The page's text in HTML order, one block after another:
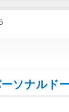
ソナルド